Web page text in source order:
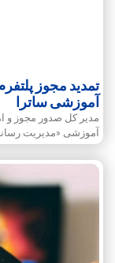
تمدید مجوز
آموزشی ساترا
مدیر کل صدور مجوز و
آموزشی «مدیریت